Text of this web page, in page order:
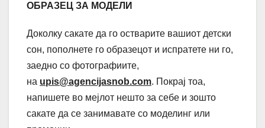
ОБРАЗЕЦ ЗА МОДЕЛИ
Доколку сакате да го остварите вашиот детски
сон, пополнете го образецот и испратете ни го,
заедно со фотографиите,
на upis@agencijasnob.com. Покрај тоа,
напишете во мејлот нешто за себе и зошто
сакате да се занимавате со моделинг или